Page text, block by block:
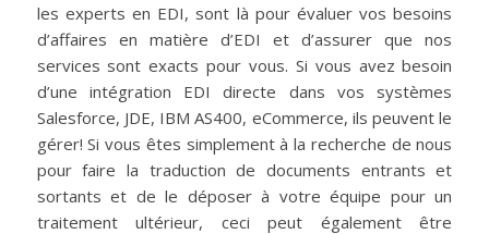
les experts en EDI, sont là pour évaluer vos besoins
d’affaires en matière d’EDI et d’assurer que nos
services sont exacts pour vous. Si vous avez besoin
d’une intégration EDI directe dans vos systèmes
Salesforce, JDE, IBM AS400, eCommerce, ils peuvent le
gérer! Si vous êtes simplement à la recherche de nous
pour faire la traduction de documents entrants et
sortants et de le déposer à votre équipe pour un
traitement ultérieur, ceci peut également être